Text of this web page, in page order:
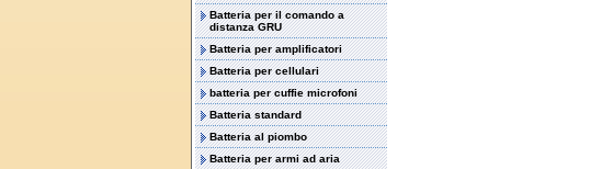
Batteria per il comando a
distanza GRU
Batteria per amplificatori
Batteria per cellulari
batteria per cuffie microfoni
Batteria standard
Batteria al piombo
Batteria per armi ad aria